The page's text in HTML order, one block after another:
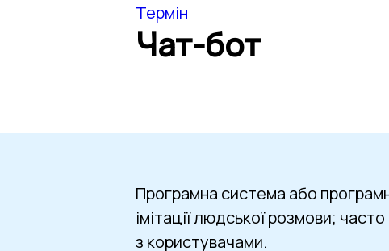
Термін
Чат-бот
Програмна система або
імітації людської розмови;
з користувачами.